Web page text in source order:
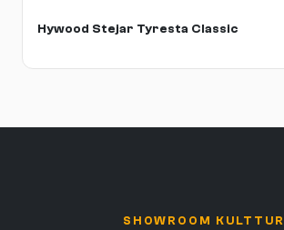
Hywood Stejar Tyresta Classic
SHOWROOM KULTTUR